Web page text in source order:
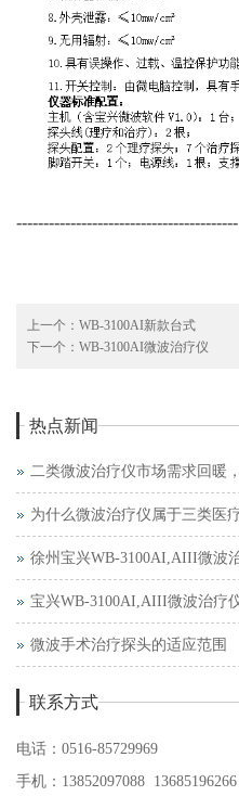
-----------------------------------------
上一个： WB-3100AI新款台式
下一个： WB-3100AI微波治疗仪
热点新闻
二类微波治疗仪市场需求回暖
为什么微波治疗仪属于三类医
徐州宝兴WB-3100AI,AIII微波
宝兴WB-3100AI,AIII微波治疗
微波手术治疗探头的适应范围
联系方式
电话：0516-85729969
手机：13852097088 13685196266